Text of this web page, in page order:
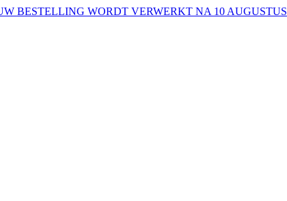
BESTELLING WORDT VERWERKT NA 10 AUGUSTUS